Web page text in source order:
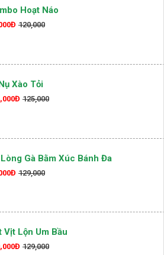
Hoạt Náo
120,000
Xào Tỏi
125,000
Gà Bằm Xúc Bánh Đa
129,000
Vịt Lộn Um Bầu
129,000